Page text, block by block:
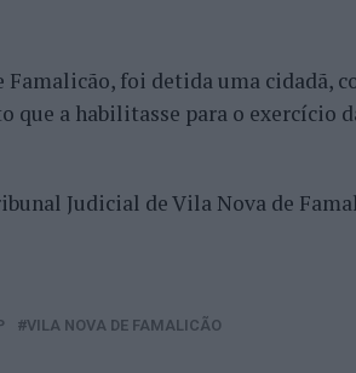
Famalicão, foi detida uma cidadã,
que a habilitasse para o exercício
Judicial de Vila Nova de
VILA NOVA DE FAMALICÃO